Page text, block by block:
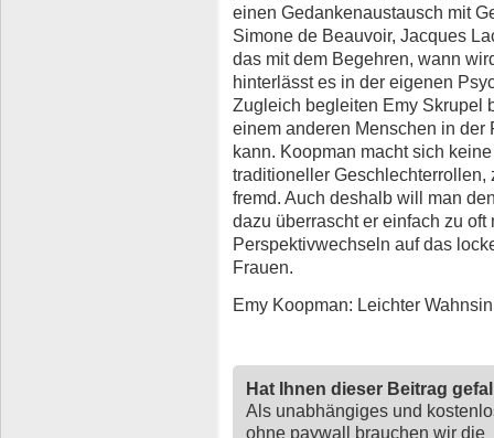
einen Gedankenaustausch mit
Simone de Beauvoir, Jacques
das mit dem Begehren, wann
hinterlässt es in der eigenen
Zugleich begleiten Emy Skrupel
einem anderen Menschen in
kann. Koopman macht sich
traditioneller
fremd. Auch deshalb will man
dazu überrascht er einfach zu oft
Perspektivwechseln auf das
Frauen.
Emy Koopman: Leichter
Hat Ihnen dieser Beitrag
Als unabhängiges und
ohne paywall brauchen wir die